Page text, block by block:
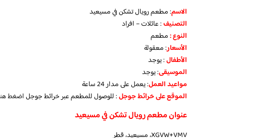
الاسم: مطعم رويال تشكن في مسيعيد
التصنيف: عائلات – افراد
النوع :مطعم
الأسعار:معقولة
الأطفال:يوجد
الموسيقى:يوجد
مواعيد العمل: يعمل على مدار 24 ساعة
الموقع على خرائط جوجل: للوصول للمطعم عبر خرائط جوجلاضغط
عنوان مطعم رويال تشكن في مسيعيد